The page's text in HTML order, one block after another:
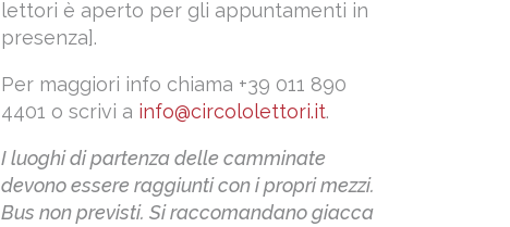
lettori è aperto per gli appuntamenti in
presenza].
Per maggiori info chiama +39 011 890
4401 o scrivi a info@circololettori.it.
I luoghi di partenza delle camminate
devono essere raggiunti con i propri mezzi.
Bus non previsti. Si raccomandano giacca